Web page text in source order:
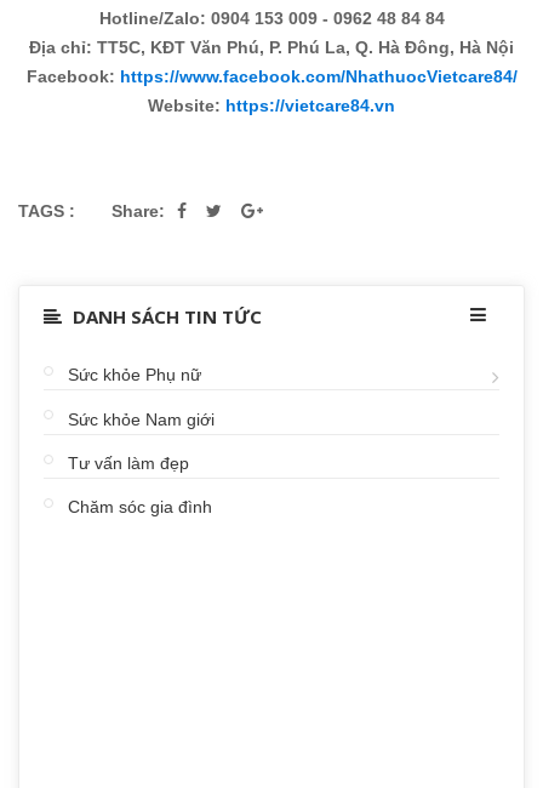
Hotline/Zalo: 0904 153 009 - 0962 48 84 84
Địa chỉ: TT5C, KĐT Văn Phú, P. Phú La, Q. Hà Đông, Hà Nội
Facebook: https://www.facebook.com/NhathuocVietcare84/
Website: https://vietcare84.vn
TAGS : Share:
DANH SÁCH TIN TỨC
Sức khỏe Phụ nữ
Sức khỏe Nam giới
Tư vấn làm đẹp
Chăm sóc gia đình